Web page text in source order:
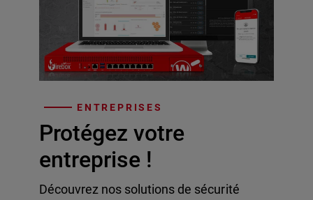
ENTREPRISES
Protégez votre
entreprise !
Découvrez nos solutions de sécurité